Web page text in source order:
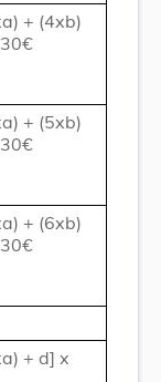
+ (4xb)
+ (5xb)
+ (6xb)
+ d] x